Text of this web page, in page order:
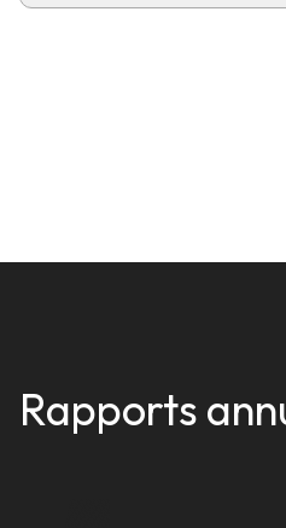
Rapports